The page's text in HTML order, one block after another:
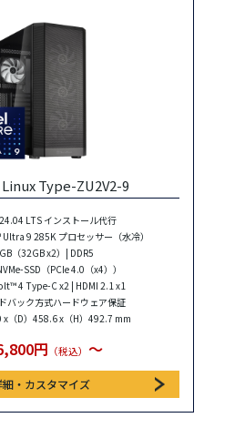
Type-ZU2V2-9
LTS インストール代行
9 285K プロセッサー（水冷）
（32GB x2）| DDR5
SSD（PCIe 4.0（x4））
4 Type-C x2 | HDMI 2.1 x1
バック方式ハードウェア保証
x（D）458.6 x（H）492.7 mm
円 （税込） 〜
細・カスタマイズ